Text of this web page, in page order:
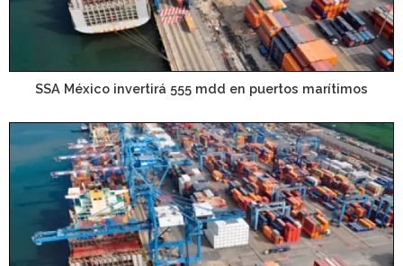
SSA México invertirá 555 mdd en puertos marítimos